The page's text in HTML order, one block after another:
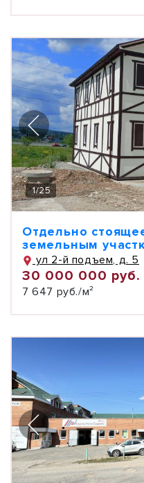
1/25
Отдельно
земельным
ул 2-й подъем, д. 5
30 000 000 руб.
7 647 руб./м²